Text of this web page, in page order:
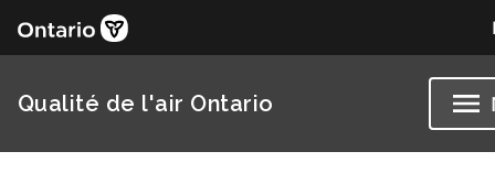
Qualité de l'air Ontario